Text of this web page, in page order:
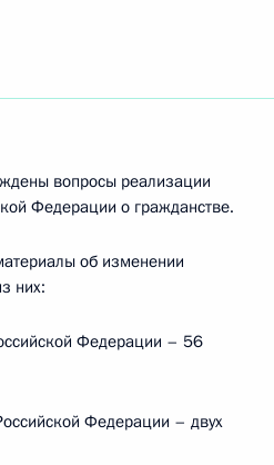
вопросы реализации
Федерации о гражданстве.
об изменении
них:
Федерации – 56
Федерации – двух